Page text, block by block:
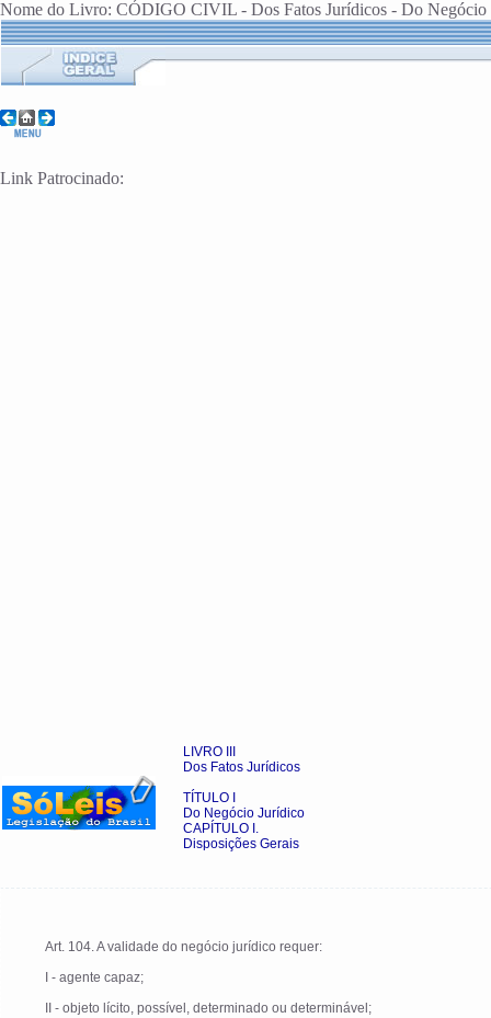
Nome do Livro: CÓDIGO CIVIL - Dos Fatos Jurídicos - Do Negócio
Link Patrocinado:
LIVRO III
Dos Fatos Jurídicos
TÍTULO I
Do Negócio Jurídico
CAPÍTULO I.
Disposições Gerais
Art. 104. A validade do negócio jurídico requer:
I - agente capaz;
II - objeto lícito, possível, determinado ou determinável;